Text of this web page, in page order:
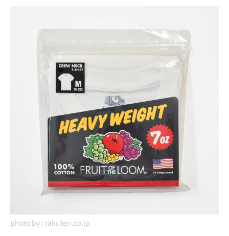
photo by : rakuten.co.jp